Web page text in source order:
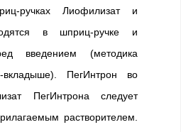
ручках Лиофилизат и
в шприц-ручке и
введением (методика
вкладыше). ПегИнтрон во
ПегИнтрона следует
растворителем.